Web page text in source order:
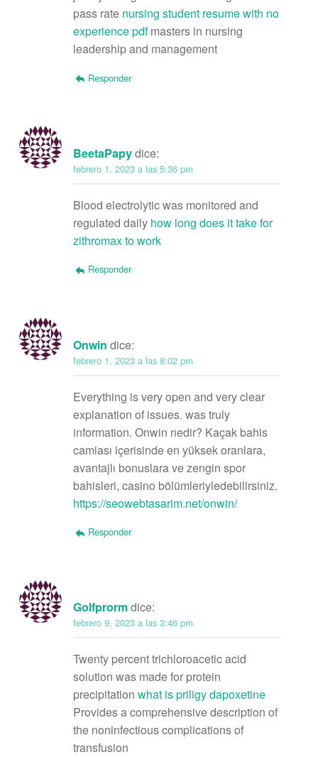
pass rate nursing student resume with no
experience pdfmasters in nursing
leadership and management
Responder
BeetaPapydice:
febrero 1, 2023 a las 5:36 pm
Blood electrolytic was monitored and
regulated daily how long does it take for
zithromax to work
Responder
Onwin dice:
febrero 1, 2023 a las 8:02 pm
Everything is very open and very clear
explanation of issues. was truly
information. Onwin nedir? Kaçak bahis
camiası içerisinde en yüksek oranlara,
avantajlı bonuslara ve zengin spor
bahisleri, casino bölümleriyledebilirsiniz.
https://seowebtasarim.net/onwin/
Responder
Golfprormdice:
febrero 9, 2023 a las 3:46 pm
Twenty percent trichloroacetic acid
solution was made for protein
precipitation what is priligy dapoxetine
Provides a comprehensive description of
the noninfectious complications of
transfusion